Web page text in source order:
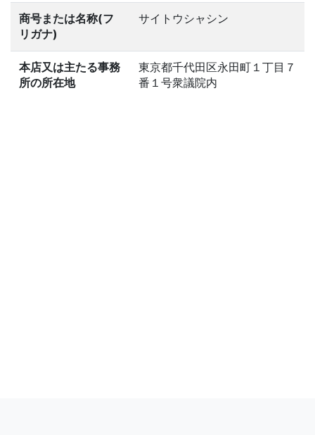
商号または名称(フ
リガナ)
サイトウシャシン
本店又は主たる事務
所の所在地
東京都千代田区永田町１丁目７
番１号衆議院内